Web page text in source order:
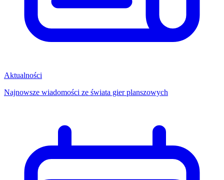
Aktualności
Najnowsze wiadomości ze świata gier planszowych